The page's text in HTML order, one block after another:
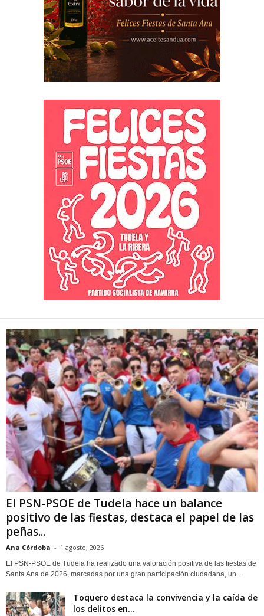
El PSN-PSOE de Tudela hace un balance
positivo de las fiestas, destaca el papel de las
peñas...
Ana Córdoba - 1 agosto, 2026
El PSN-PSOE de Tudela ha realizado una valoración positiva de las fiestas de
Santa Ana de 2026, marcadas por una gran participación ciudadana, un...
Toquero destaca la convivencia y la caída de
los delitos en...